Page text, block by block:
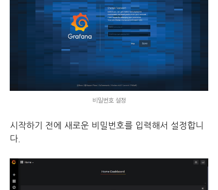
비밀번호 설정
시작하기 전에 새로운 비밀번호를 입력해서 설정합니
다.